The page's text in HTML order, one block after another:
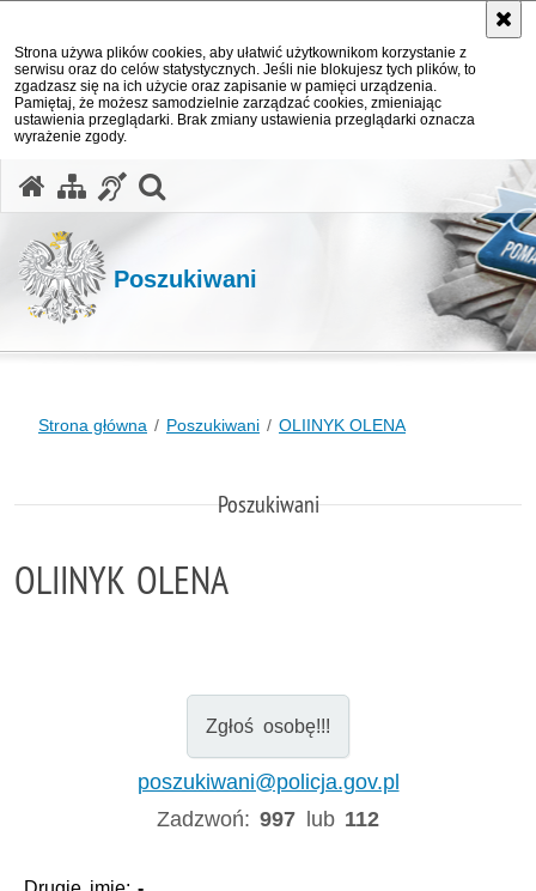
Strona używa plików cookies, aby ułatwić użytkownikom korzystanie z
serwisu oraz do celów statystycznych. Jeśli nie blokujesz tych plików, to
zgadzasz się na ich użycie oraz zapisanie w pamięci urządzenia.
Pamiętaj, że możesz samodzielnie zarządzać cookies, zmieniając
ustawienia przeglądarki. Brak zmiany ustawienia przeglądarki oznacza
wyrażenie zgody.
Poszukiwani
Strona główna Poszukiwani OLIINYK OLENA
Poszukiwani
OLIINYK OLENA
Zgłoś osobę!!!
poszukiwani@policja.gov.pl
Zadzwoń:997 lub 112